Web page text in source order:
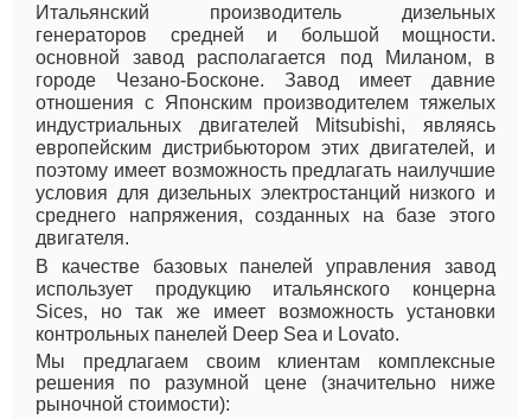
Итальянский производитель дизельных
генераторов средней и большой мощности.
основной завод располагается под Миланом, в
городе Чезано-Босконе. Завод имеет давние
отношения с Японским производителем тяжелых
индустриальных двигателей Mitsubishi, являясь
европейским дистрибьютором этих двигателей, и
поэтому имеет возможность предлагать наилучшие
условия для дизельных электростанций низкого и
среднего напряжения, созданных на базе этого
двигателя.
В качестве базовых панелей управления завод
использует продукцию итальянского концерна
Sices, но так же имеет возможность установки
контрольных панелей Deep Sea и Lovato.
Мы предлагаем своим клиентам комплексные
решения по разумной цене (значительно ниже
рыночной стоимости):